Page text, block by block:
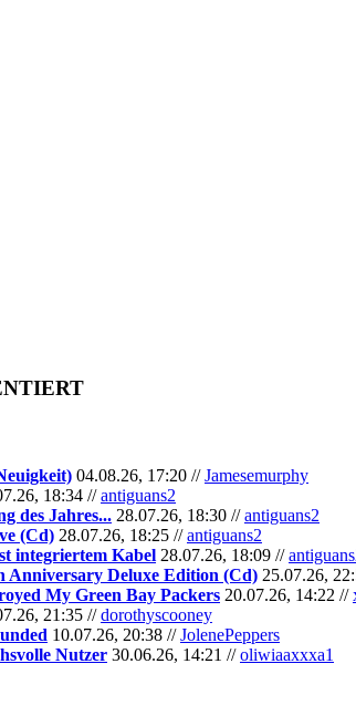
04.08.26, 17:20 //Jamesemurphy
18:34 //antiguans2
des Jahres... 28.07.26, 18:30 //antiguans2
(Cd) 28.07.26, 18:25 //antiguans2
integriertem Kabel 28.07.26, 18:09 //
Anniversary Deluxe Edition (Cd) 25.07.26,
My Green Bay Packers 20.07.26, 14:22 //
21:35 //dorothyscooney
10.07.26, 20:38 //JolenePeppers
Nutzer 30.06.26, 14:21 //oliwiaaxxxa1